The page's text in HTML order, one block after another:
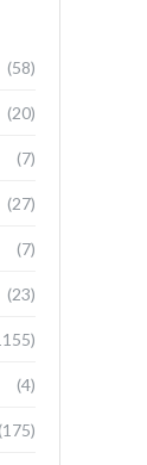
(58)
(20)
(7)
(27)
(7)
(23)
(4)